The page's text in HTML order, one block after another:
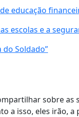
educação
escolas e a
do Soldado”
sobre as
a isso, eles irão,